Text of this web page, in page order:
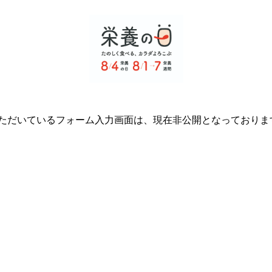
だいているフォーム入力画面は、現在非公開となっておりま